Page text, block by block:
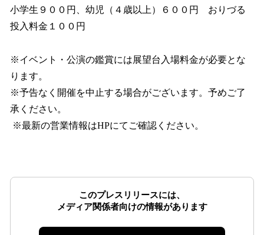
小学生９００円、幼児（４歳以上）６００円 おりづる
投入料金１００円
※イベント・公演の鑑賞には展望台入場料金が必要とな
ります。
※予告なく開催を中止する場合がございます。予めご了
承ください。
※最新の営業情報はHPにてご確認ください。
このプレスリリースには、
メディア関係者向けの情報があります